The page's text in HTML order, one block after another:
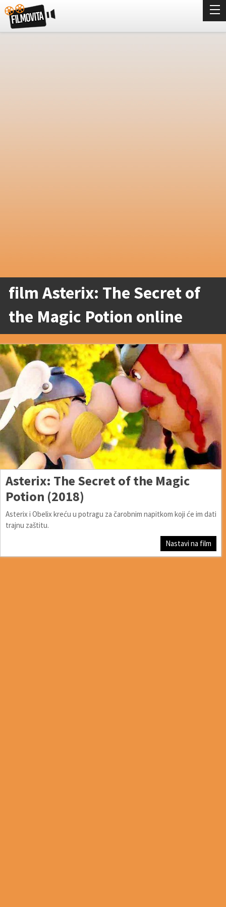
film Asterix: The Secret of
the Magic Potion online
Asterix: The Secret of the Magic
Potion (2018)
Asterix i Obelix kreću u potragu za čarobnim napitkom koji će im dati
trajnu zaštitu.
Nastavi na film